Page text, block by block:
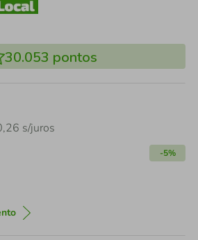
30.053 pontos
,26 s/juros
-5%